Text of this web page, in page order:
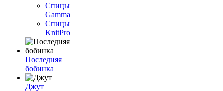
Спицы
Gamma
Спицы
KnitPro
Последняя
бобинка
Джут